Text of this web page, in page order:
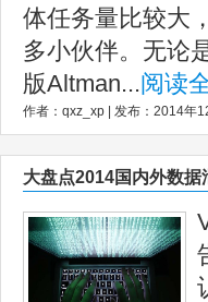
体任务量比较大
多小伙伴。无论
版Altman...阅读
作者：qxz_xp | 发布：2014年
大盘点2014国内外数据